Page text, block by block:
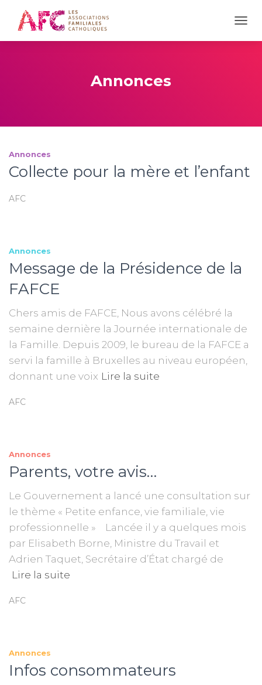
Annonces
Annonces
Collecte pour la mère et l’enfant
AFC
Annonces
Message de la Présidence de la
FAFCE
Chers amis de FAFCE, Nous avons célébré la
semaine dernière la Journée internationale de
la Famille. Depuis 2009, le bureau de la FAFCE a
servi la famille à Bruxelles au niveau européen,
donnant une voix Lire la suite
AFC
Annonces
Parents, votre avis…
Le Gouvernement a lancé une consultation sur
le thème « Petite enfance, vie familiale, vie
professionnelle » Lancée il y a quelques mois
par Elisabeth Borne, Ministre du Travail et
Adrien Taquet, Secrétaire d’État chargé de
Lire la suite
AFC
Annonces
Infos consommateurs